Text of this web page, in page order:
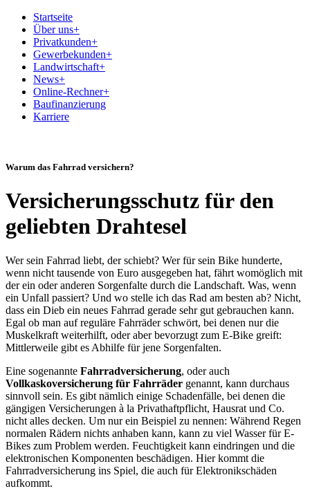
Startseite
Über uns+
Privatkunden+
Gewerbekunden+
Landwirtschaft+
News+
Online-Rechner+
Baufinanzierung
Karriere
Warum das Fahrrad versichern?
Versicherungsschutz für den
geliebten Drahtesel
Wer sein Fahrrad liebt, der schiebt? Wer für sein Bike hunderte,
wenn nicht tausende von Euro ausgegeben hat, fährt womöglich mit
der ein oder anderen Sorgenfalte durch die Landschaft. Was, wenn
ein Unfall passiert? Und wo stelle ich das Rad am besten ab? Nicht,
dass ein Dieb ein neues Fahrrad gerade sehr gut gebrauchen kann.
Egal ob man auf reguläre Fahrräder schwört, bei denen nur die
Muskelkraft weiterhilft, oder aber bevorzugt zum E-Bike greift:
Mittlerweile gibt es Abhilfe für jene Sorgenfalten.
Eine sogenannte Fahrradversicherung, oder auch
Vollkaskoversicherung für Fahrräder genannt, kann durchaus
sinnvoll sein. Es gibt nämlich einige Schadenfälle, bei denen die
gängigen Versicherungen à la Privathaftpflicht, Hausrat und Co.
nicht alles decken. Um nur ein Beispiel zu nennen: Während Regen
normalen Rädern nichts anhaben kann, kann zu viel Wasser für E-
Bikes zum Problem werden. Feuchtigkeit kann eindringen und die
elektronischen Komponenten beschädigen. Hier kommt die
Fahrradversicherung ins Spiel, die auch für Elektronikschäden
aufkommt.